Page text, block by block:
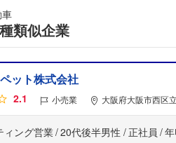
類似企業
ット株式会社
2.1 小売業 大阪府大阪市西区
ィング営業 20代後半男性 正社員